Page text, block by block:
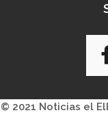
© 2021 Noticias el